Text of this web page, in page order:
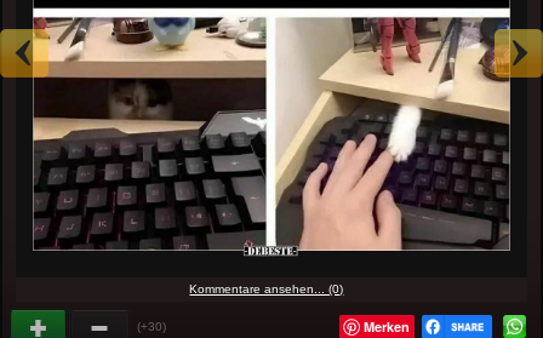
Kommentare ansehen... (0)
(+30) Merken